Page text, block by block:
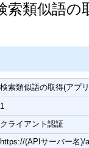
索類似語の
検索類似語の取得(アプ
1
クライアント認証
https://(APIサーバー名)/